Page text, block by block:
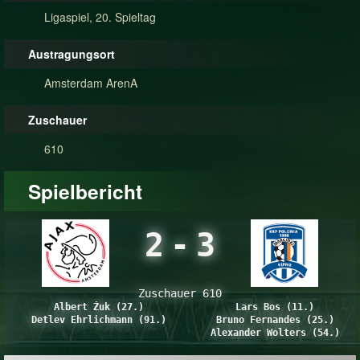
Ligaspiel, 20. Spieltag
Austragungsort
Amsterdam ArenA
Zuschauer
610
Spielbericht
2 - 3
Zuschauer 610
Albert Żuk (27.)
Detlev Ehrlichmann (91.)
Lars Bos (11.)
Bruno Fernandes (25.)
Alexander Wolters (54.)